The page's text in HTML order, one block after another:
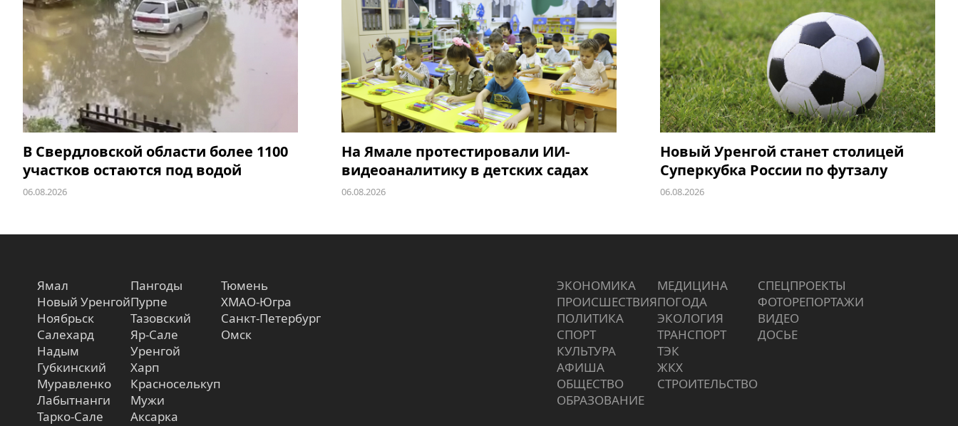
В Свердловской области более 1100
участков остаются под водой
06.08.2026
На Ямале протестировали ИИ-
видеоаналитику в детских садах
06.08.2026
Новый Уренгой станет столицей
Суперкубка России по футзалу
06.08.2026
Ямал
Новый Уренгой
Ноябрьск
Салехард
Надым
Губкинский
Муравленко
Лабытнанги
Тарко-Сале
Пангоды
Пурпе
Тазовский
Яр-Сале
Уренгой
Харп
Красноселькуп
Мужи
Аксарка
Тюмень
ХМАО-Югра
Санкт-Петербург
Омск
ЭКОНОМИКА
ПРОИCШЕСТВИЯ
ПОЛИТИКА
СПОРТ
КУЛЬТУРА
АФИША
ОБЩЕСТВО
ОБРАЗОВАНИЕ
МЕДИЦИНА
ПОГОДА
ЭКОЛОГИЯ
ТРАНСПОРТ
ТЭК
ЖКХ
СТРОИТЕЛЬСТВО
СПЕЦПРОЕКТЫ
ФОТОРЕПОРТАЖИ
ВИДЕО
ДОСЬЕ